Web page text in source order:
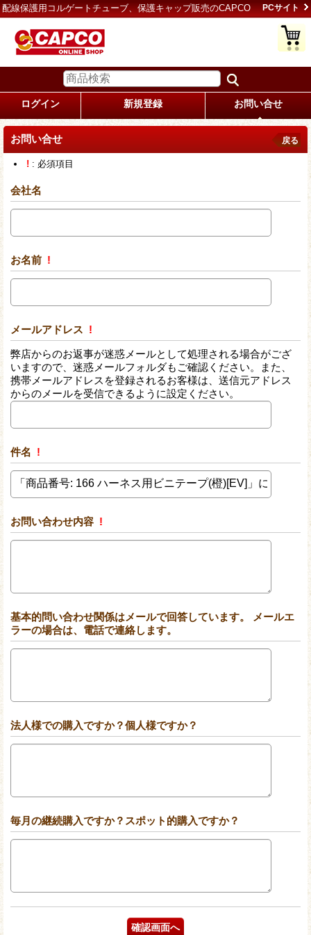
配線保護用コルゲートチューブ、保護キャップ販売のCAPCO PCサイト
ログイン 新規登録 お問い合せ
お問い合せ 戻る
! : 必須項目
会社名
お名前 !
メールアドレス !
弊店からのお返事が迷惑メールとして処理される場合がござ
いますので、迷惑メールフォルダもご確認ください。また、
携帯メールアドレスを登録されるお客様は、送信元アドレス
からのメールを受信できるように設定ください。
件名 !
お問い合わせ内容 !
基本的問い合わせ関係はメールで回答しています。 メールエ
ラーの場合は、電話で連絡します。
法人様での購入ですか？個人様ですか？
毎月の継続購入ですか？スポット的購入ですか？